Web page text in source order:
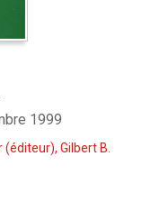
1999
(éditeur), Gilbert B.